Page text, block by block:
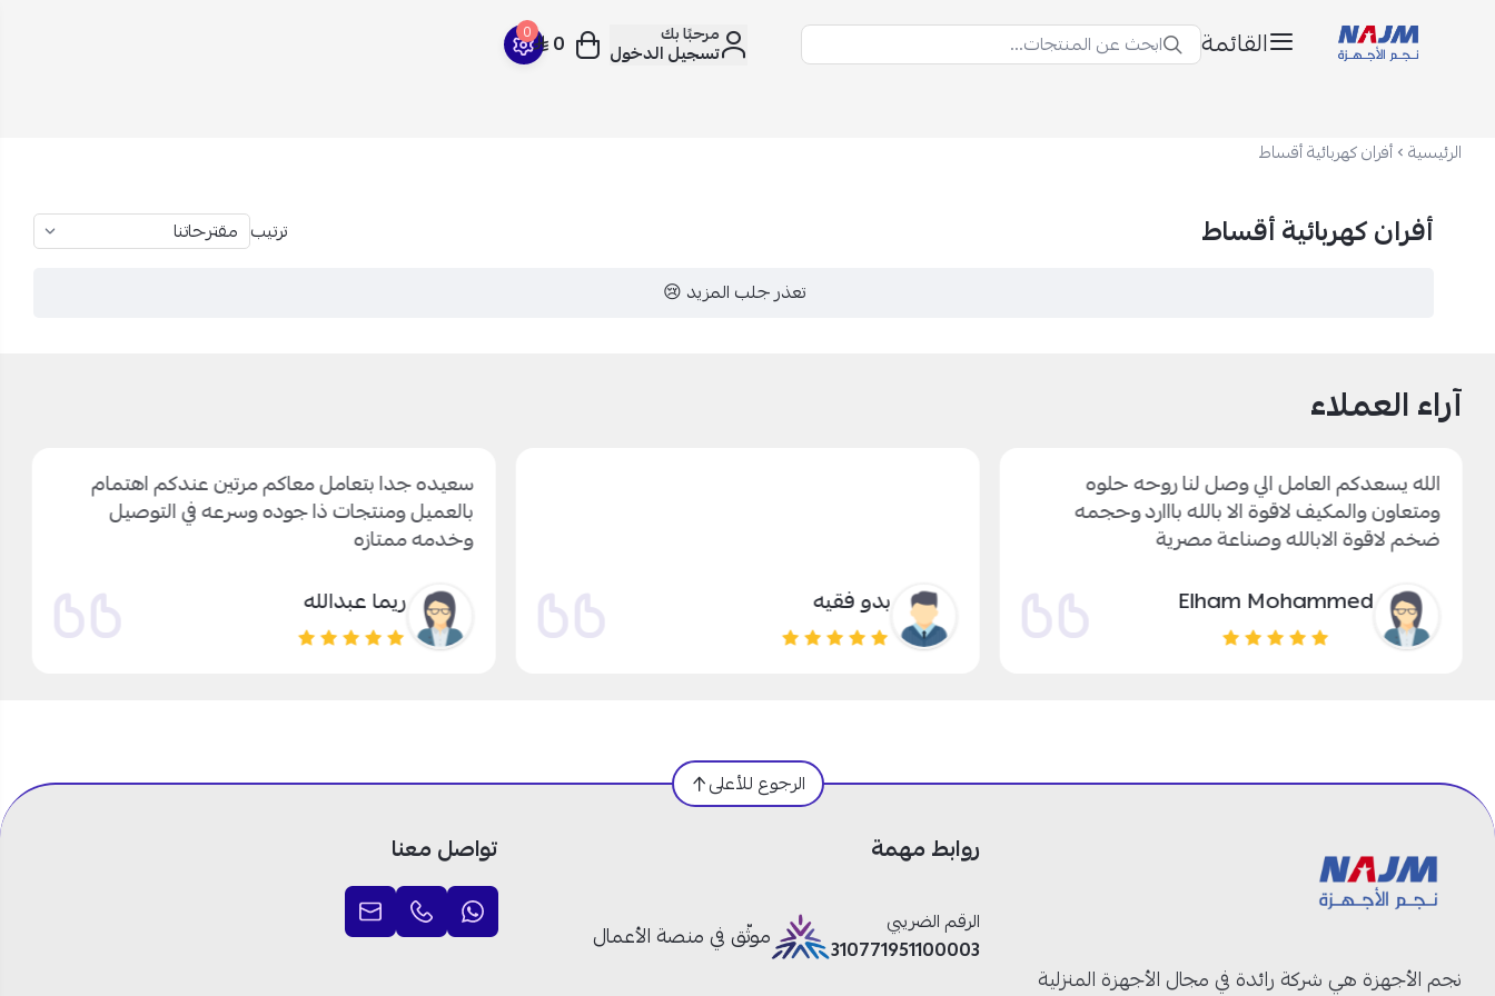
القائمة ابحث عن المنتجات... مرحبًا بك
تسجيل الدخول
0 0
الرئيسية أفران كهربائية أقساط
أفران كهربائية أقساط
ترتيب
تعذر جلب المزيد 😢
آراء العملاء
الله يسعدكم العامل الي وصل لنا روحه حلوه
ومتعاون والمكيف لاقوة الا بالله بااارد وحجمه
ضخم لاقوة الابالله وصناعة مصرية
Elham Mohammed بدو فقيه
سعيده جدا بتعامل معاكم مرتين عندكم اهتمام
بالعميل ومنتجات ذا جوده وسرعه في التوصيل
وخدمه ممتازه
ريما عبدالله
الرجوع للأعلى
نجم الأجهزة هي شركة رائدة في مجال الأجهزة المنزلية
روابط مهمة
الرقم الضريبي
310771951100003
موثّق في منصة الأعمال
تواصل معنا